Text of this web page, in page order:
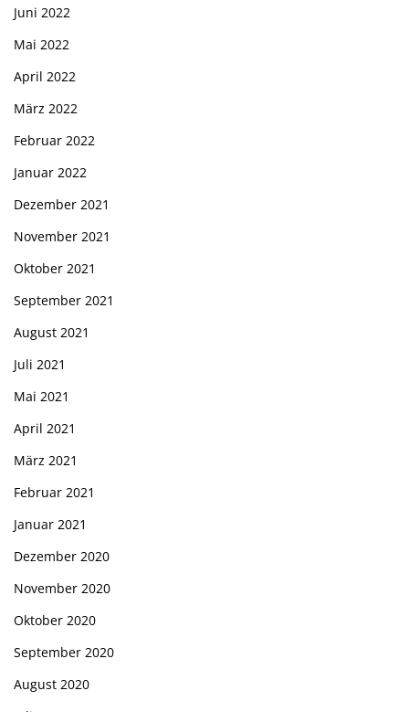
Juni 2022
Mai 2022
April 2022
März 2022
Februar 2022
Januar 2022
Dezember 2021
November 2021
Oktober 2021
September 2021
August 2021
Juli 2021
Mai 2021
April 2021
März 2021
Februar 2021
Januar 2021
Dezember 2020
November 2020
Oktober 2020
September 2020
August 2020